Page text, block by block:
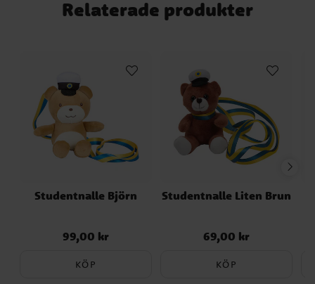
mjukt tyg och blir en rolig och uppskattad
detalj som sprider glädje mitt i det festliga
Relaterade produkter
Studentnalle Björn
Pris:99,00 kr
99,00 kr
KÖP
Studentnalle Liten Brun
Pris:69,00 kr
69,00 kr
KÖP